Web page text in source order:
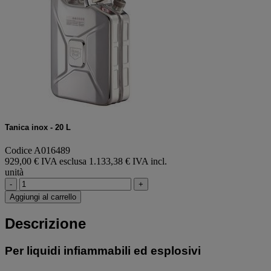
Tanica inox - 20 L
Codice A016489
929,00 € IVA esclusa 1.133,38 € IVA incl.
unità
-
+
Aggiungi al carrello
Descrizione
Per liquidi infiammabili ed esplosivi